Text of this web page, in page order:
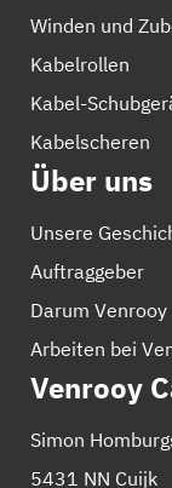
Winden und
Kabelrollen
Kabel-
Kabelscheren
Über uns
Unsere
Auftraggeber
Darum Venrooy
Arbeiten bei
Venrooy
Simon
5431 NN Cuijk